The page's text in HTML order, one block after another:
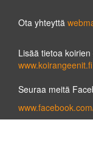
Ota yhteyttä
Lisää tietoa
www.koirangeenit.fi
Seuraa meitä